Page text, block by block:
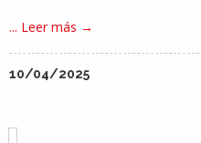
... Leer más →
10/04/2025